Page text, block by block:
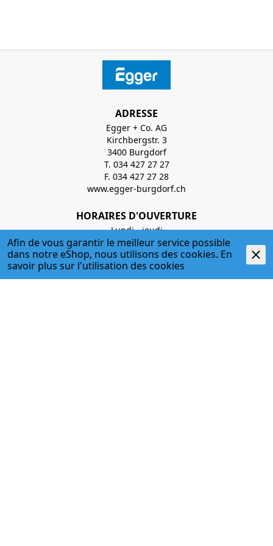
ADRESSE
Egger + Co. AG
Kirchbergstr. 3
3400 Burgdorf
T. 034 427 27 27
F. 034 427 27 28
www.egger-burgdorf.ch
HORAIRES D'OUVERTURE
Lundi - jeudi
07:00 Uhr - 12:00 Uhr; 13:00 Uhr - 17:30 Uhr
Vendredi
07:00 Uhr - 12:00 Uhr; 13:00 Uhr - 17:00 Uhr
Afin de vous garantir le meilleur service possible
dans notre eShop, nous utilisons des cookies. En
savoir plus sur l'utilisation des cookies